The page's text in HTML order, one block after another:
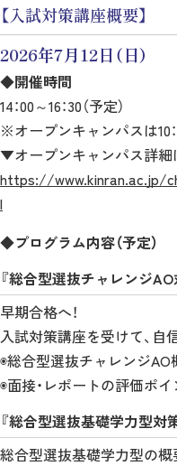
【入試対策講座概要】
2026年7月12日（日）
◆開催時間
14：00～16：30（予定）
※オープンキャンパスは10：
▼オープンキャンパス詳細
https://www.kinran.ac.jp/
l
◆プログラム内容（予定）
『総合型選抜チャレンジAO
早期合格へ！
入試対策講座を受けて、自
◉総合型選抜チャレンジAO
◉面接・レポートの評価ポ
『総合型選抜基礎学力型対策
総合型選抜基礎学力型の概